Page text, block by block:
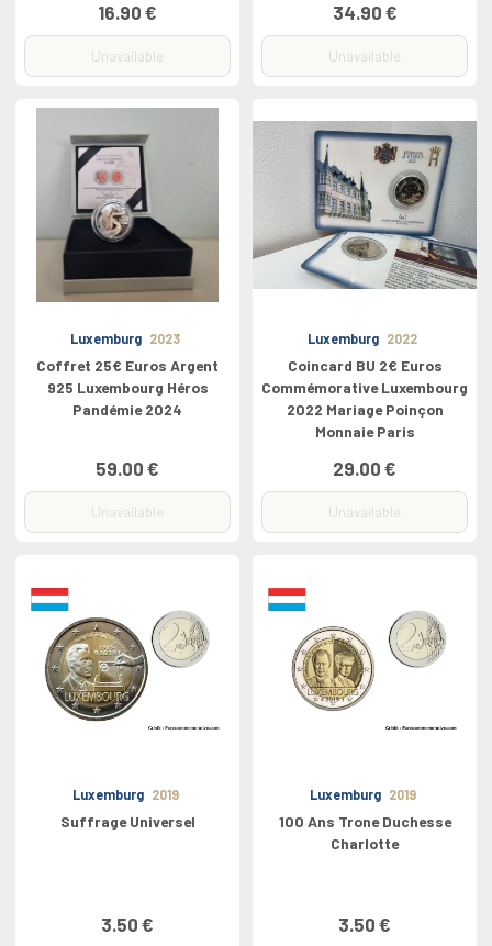
16.90 €
Unavailable
34.90 €
Unavailable
Luxemburg 2023
Coffret 25€ Euros Argent
925 Luxembourg Héros
Pandémie 2024
59.00 €
Unavailable
Luxemburg 2022
Coincard BU 2€ Euros
Commémorative Luxembourg
2022 Mariage Poinçon
Monnaie Paris
29.00 €
Unavailable
Luxemburg 2019
Suffrage Universel
3.50 €
Luxemburg 2019
100 Ans Trone Duchesse
Charlotte
3.50 €